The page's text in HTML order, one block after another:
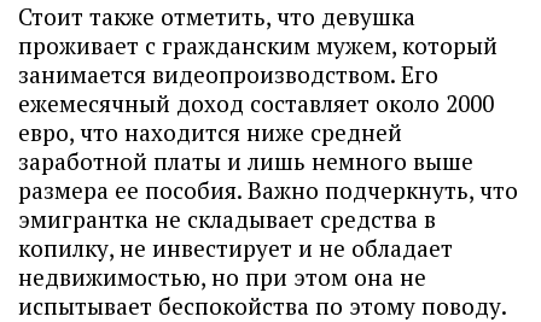
Стоит также отметить, что девушка
проживает с гражданским мужем, который
занимается видеопроизводством. Его
ежемесячный доход составляет около 2000
евро, что находится ниже средней
заработной платы и лишь немного выше
размера ее пособия. Важно подчеркнуть, что
эмигрантка не складывает средства в
копилку, не инвестирует и не обладает
недвижимостью, но при этом она не
испытывает беспокойства по этому поводу.